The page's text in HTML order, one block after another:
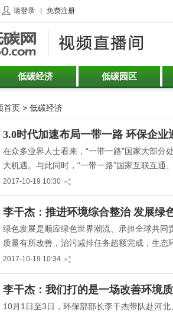
请登录 免费注册
低碳经济 低碳园区
首页 > 低碳经济
3.0时代加速布局一带一路 环保企业
在众多业界人士看来，“一带一路”国家大部分
大机遇。与此同时，“一带一路”国家互联互通
合作、企业升级转型的机遇。
2017-10-19 10:30
李干杰：推进环境综合整治 发展绿
绿色发展是顺应绿色世界潮流、承担全球共同
质量有所改善，治污减排任务超额完成，生
色发展理念，逐步健全环保法规标准和制度
化，优化经济发展，培育经济…
2017-10-19 10:34
李干杰：我们打的是一场改善环境
10月1日至3日，环保部部长李干杰带队赴河